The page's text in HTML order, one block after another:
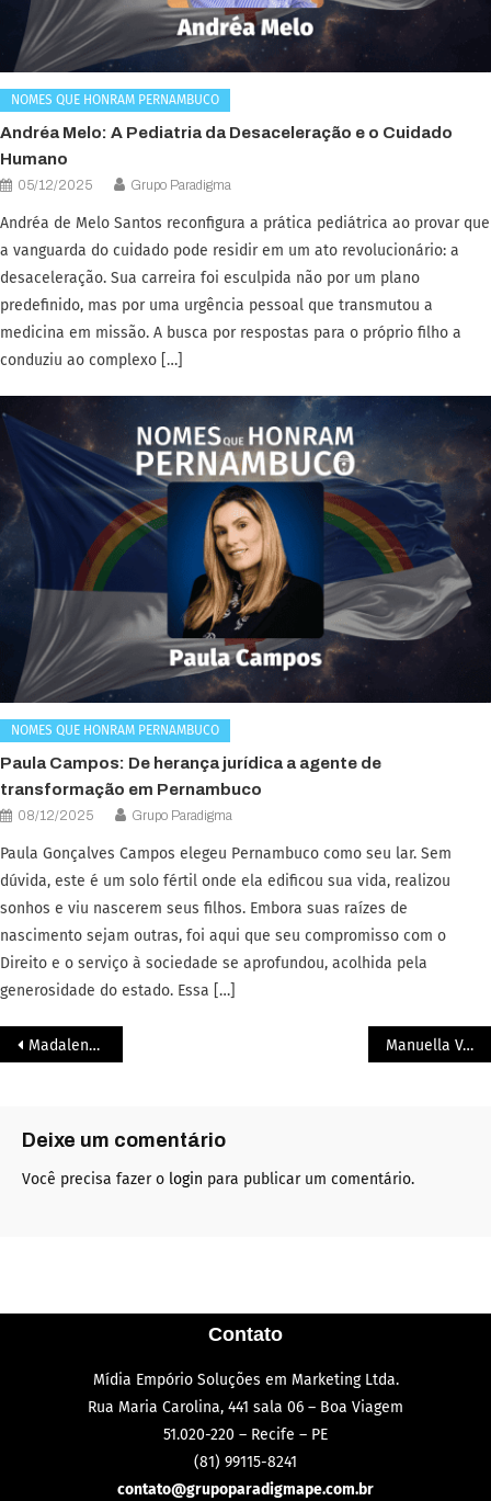
NOMES QUE HONRAM PERNAMBUCO
Andréa Melo: A Pediatria da Desaceleração e o Cuidado
Humano
05/12/2025 Grupo Paradigma
Andréa de Melo Santos reconfigura a prática pediátrica ao provar que
a vanguarda do cuidado pode residir em um ato revolucionário: a
desaceleração. Sua carreira foi esculpida não por um plano
predefinido, mas por uma urgência pessoal que transmutou a
medicina em missão. A busca por respostas para o próprio filho a
conduziu ao complexo […]
NOMES QUE HONRAM PERNAMBUCO
Paula Campos: De herança jurídica a agente de
transformação em Pernambuco
08/12/2025 Grupo Paradigma
Paula Gonçalves Campos elegeu Pernambuco como seu lar. Sem
dúvida, este é um solo fértil onde ela edificou sua vida, realizou
sonhos e viu nascerem seus filhos. Embora suas raízes de
nascimento sejam outras, foi aqui que seu compromisso com o
Direito e o serviço à sociedade se aprofundou, acolhida pela
generosidade do estado. Essa […]
Madalena Caldas: Liderança e Humanidade na Reprodução Assistida Manuella Varejão: A Arquitetura do Consenso no Direito de Família
Deixe um comentário
Você precisa fazer o login para publicar um comentário.
Contato
Mídia Empório Soluções em Marketing Ltda.
Rua Maria Carolina, 441 sala 06 – Boa Viagem
51.020-220 – Recife – PE
(81) 99115-8241
contato@grupoparadigmape.com.br